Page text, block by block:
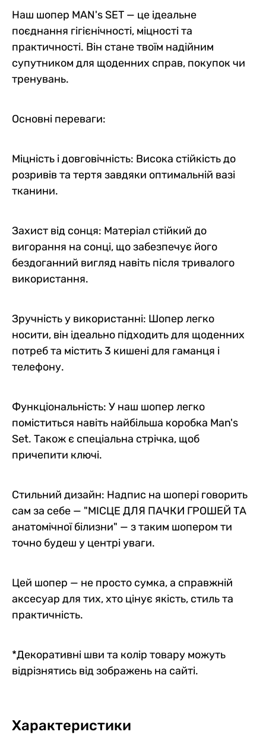
Наш шопер MAN's SET — це ідеальне
поєднання гігієнічності, міцності та
практичності. Він стане твоїм надійним
супутником для щоденних справ, покупок чи
тренувань.
Основні переваги:
Міцність і довговічність: Висока стійкість до
розривів та тертя завдяки оптимальній вазі
тканини.
Захист від сонця: Матеріал стійкий до
вигорання на сонці, що забезпечує його
бездоганний вигляд навіть після тривалого
використання.
Зручність у використанні: Шопер легко
носити, він ідеально підходить для щоденних
потреб та містить 3 кишені для гаманця і
телефону.
Функціональність: У наш шопер легко
поміститься навіть найбільша коробка Man's
Set. Також є спеціальна стрічка, щоб
причепити ключі.
Стильний дизайн: Надпис на шопері говорить
сам за себе — "МІСЦЕ ДЛЯ ПАЧКИ ГРОШЕЙ ТА
анатомічної білизни" — з таким шопером ти
точно будеш у центрі уваги.
Цей шопер — не просто сумка, а справжній
аксесуар для тих, хто цінує якість, стиль та
практичність.
*Декоративні шви та колір товару можуть
відрізнятись від зображень на сайті.
Характеристики